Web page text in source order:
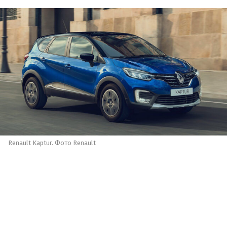
Renault Kaptur. Фото Renault